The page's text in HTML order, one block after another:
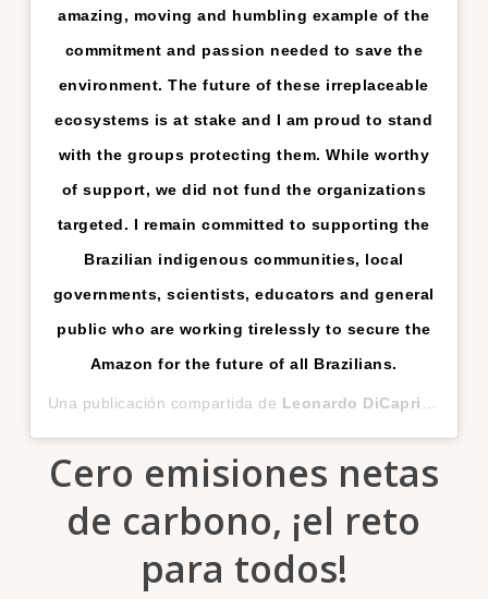
amazing, moving and humbling example of the
commitment and passion needed to save the
environment. The future of these irreplaceable
ecosystems is at stake and I am proud to stand
with the groups protecting them. While worthy
of support, we did not fund the organizations
targeted. I remain committed to supporting the
Brazilian indigenous communities, local
governments, scientists, educators and general
public who are working tirelessly to secure the
Amazon for the future of all Brazilians.
Una publicación compartida de Leonardo DiCaprio
Cero emisiones netas
de carbono, ¡el reto
para todos!